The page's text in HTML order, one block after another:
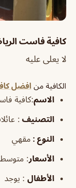
كافية فاست
لا يعلى عليه
الكافية من افضل
الاسم:كافية
التصنيف :
النوع : مقهي
الأسعار:
الأطفال : يوجد